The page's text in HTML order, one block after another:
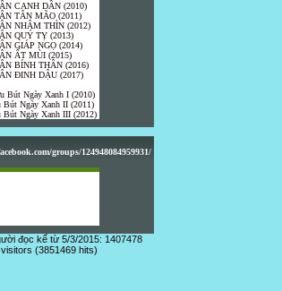
CANH DẦN (2010)
TÂN MÃO (2011)
NHÂM THÌN (2012)
QUÝ TỴ (2013)
GIÁP NGỌ (2014)
ẤT MÙI (2015)
BÍNH THÂN (2016)
ĐINH DẬU (2017)
Bút Ngày Xanh I (2010)
Bút Ngày Xanh II (2011)
Bút Ngày Xanh III (2012)
groups/124948084959931/
đọc kể từ 5/3/2015: 1407478
visitors (3851469 hits)